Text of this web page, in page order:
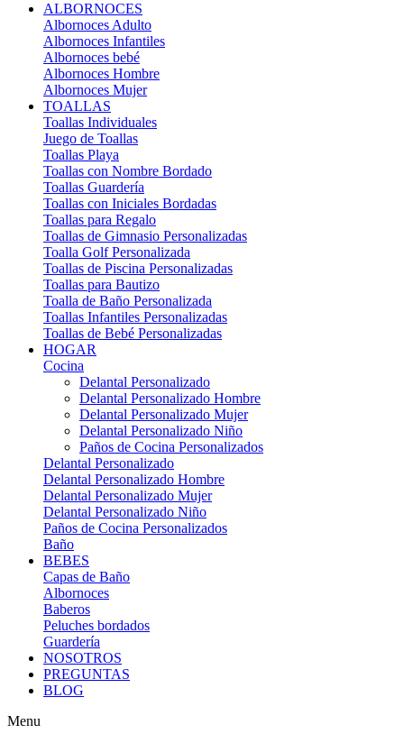
ALBORNOCES
Albornoces Adulto
Albornoces Infantiles
Albornoces bebé
Albornoces Hombre
Albornoces Mujer
TOALLAS
Toallas Individuales
Juego de Toallas
Toallas Playa
Toallas con Nombre Bordado
Toallas Guardería
Toallas con Iniciales Bordadas
Toallas para Regalo
Toallas de Gimnasio Personalizadas
Toalla Golf Personalizada
Toallas de Piscina Personalizadas
Toallas para Bautizo
Toalla de Baño Personalizada
Toallas Infantiles Personalizadas
Toallas de Bebé Personalizadas
HOGAR
Cocina
Delantal Personalizado
Delantal Personalizado Hombre
Delantal Personalizado Mujer
Delantal Personalizado Niño
Paños de Cocina Personalizados
Delantal Personalizado
Delantal Personalizado Hombre
Delantal Personalizado Mujer
Delantal Personalizado Niño
Paños de Cocina Personalizados
Baño
BEBES
Capas de Baño
Albornoces
Baberos
Peluches bordados
Guardería
NOSOTROS
PREGUNTAS
BLOG
Menu